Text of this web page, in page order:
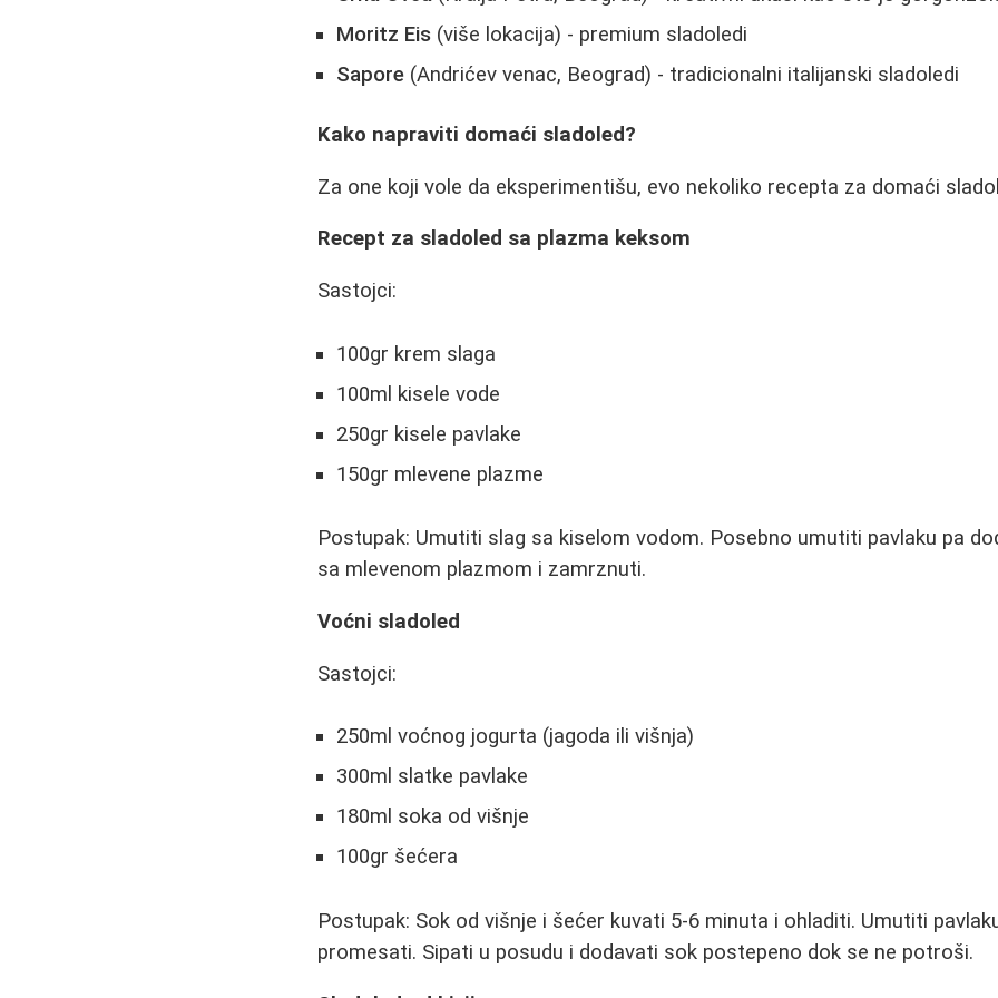
Moritz Eis (više lokacija) - premium sladoledi
Sapore (Andrićev venac, Beograd) - tradicionalni italijanski sladoledi
Kako napraviti domaći sladoled?
Za one koji vole da eksperimentišu, evo nekoliko recepta za domaći
Recept za sladoled sa plazma keksom
Sastojci:
100gr krem slaga
100ml kisele vode
250gr kisele pavlake
150gr mlevene plazme
Postupak: Umutiti slag sa kiselom vodom. Posebno umutiti pavlaku pa
sa mlevenom plazmom i zamrznuti.
Voćni sladoled
Sastojci:
250ml voćnog jogurta (jagoda ili višnja)
300ml slatke pavlake
180ml soka od višnje
100gr šećera
Postupak: Sok od višnje i šećer kuvati 5-6 minuta i ohladiti. Umutiti
promesati. Sipati u posudu i dodavati sok postepeno dok se ne potroši.